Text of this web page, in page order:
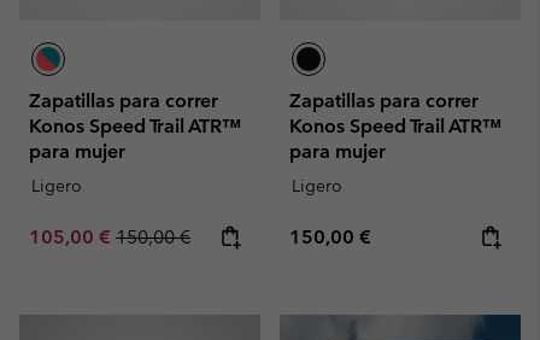
Zapatillas para correr
Konos Speed Trail ATR™
para mujer
Ligero
Sale price:
105,00 € Regular price:
150,00 €
Zapatillas para correr
Konos Speed Trail ATR™
para mujer
Ligero
Regular price:
150,00 €
Summer Sale